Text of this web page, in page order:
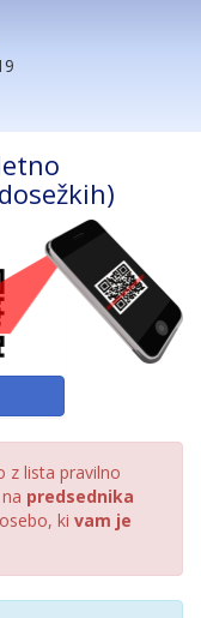
z lista pravilno
predsednika
ki vam je